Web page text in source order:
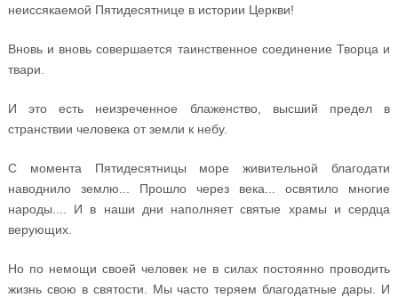
неиссякаемой Пятидесятнице в истории Церкви!
Вновь и вновь совершается таинственное соединение Творца и
твари.
И это есть неизреченное блаженство, высший предел в
странствии человека от земли к небу.
С момента Пятидесятницы море живительной благодати
наводнило землю... Прошло через века... освятило многие
народы.... И в наши дни наполняет святые храмы и сердца
верующих.
Но по немощи своей человек не в силах постоянно проводить
жизнь свою в святости. Мы часто теряем благодатные дары. И